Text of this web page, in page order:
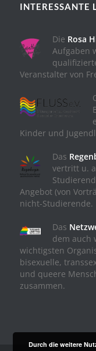
INTERESSANTE
Die Rosa
Aufgaben
Veranstalter von
Kinder und
Das
vertritt u.
Angebot (von
nicht-Studierende.
Das
dem auch
wichtigsten
bisexuelle,
und queere
zusammen.
Durch die weitere